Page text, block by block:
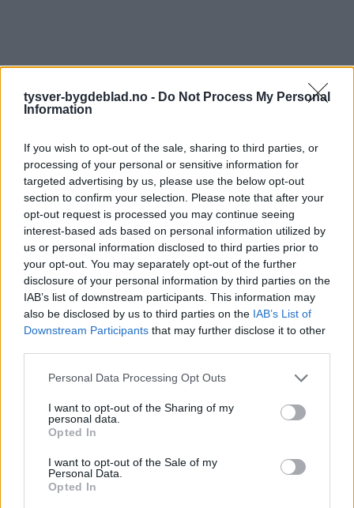
tysver-bygdeblad.no - Do Not Process My Personal
Information
If you wish to opt-out of the sale, sharing to third parties, or
processing of your personal or sensitive information for
targeted advertising by us, please use the below opt-out
section to confirm your selection. Please note that after your
opt-out request is processed you may continue seeing
interest-based ads based on personal information utilized by
us or personal information disclosed to third parties prior to
your opt-out. You may separately opt-out of the further
disclosure of your personal information by third parties on the
IAB’s list of downstream participants. This information may
also be disclosed by us to third parties on the IAB’s List of
Downstream Participants that may further disclose it to other
Personal Data Processing Opt Outs
I want to opt-out of the Sharing of my
personal data.
Opted In
I want to opt-out of the Sale of my
Personal Data.
Opted In